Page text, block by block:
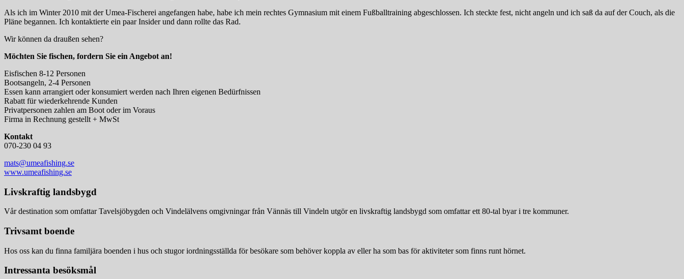
Als ich im Winter 2010 mit der Umea-Fischerei angefangen habe, habe ich mein rechtes Gymnasium mit einem Fußballtraining abgeschlossen. Ich steckte fest, nicht angeln und ich saß da ​​auf der Couch, als die
Pläne begannen. Ich kontaktierte ein paar Insider und dann rollte das Rad.
Wir können da draußen sehen?
Möchten Sie fischen, fordern Sie ein Angebot an!
Eisfischen 8-12 Personen
Bootsangeln, 2-4 Personen
Essen kann arrangiert oder konsumiert werden nach Ihren eigenen Bedürfnissen
Rabatt für wiederkehrende Kunden
Privatpersonen zahlen am Boot oder im Voraus
Firma in Rechnung gestellt + MwSt
Kontakt
070-230 04 93
mats@umeafishing.se
www.umeafishing.se
Livskraftig landsbygd
Vår destination som omfattar Tavelsjöbygden och Vindelälvens omgivningar från Vännäs till Vindeln utgör en livskraftig landsbygd som omfattar ett 80-tal byar i tre kommuner.
Trivsamt boende
Hos oss kan du finna familjära boenden i hus och stugor iordningsställda för besökare som behöver koppla av eller ha som bas för aktiviteter som finns runt hörnet.
Intressanta besöksmål